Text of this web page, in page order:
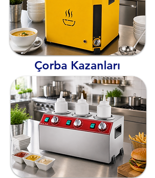
Çorba Kazanları